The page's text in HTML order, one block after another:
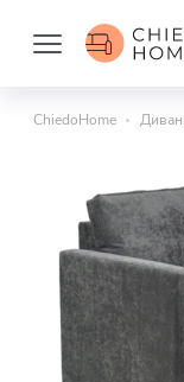
ChiedoHome